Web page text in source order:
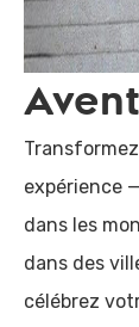
expérience
dans les
dans des
célébrez